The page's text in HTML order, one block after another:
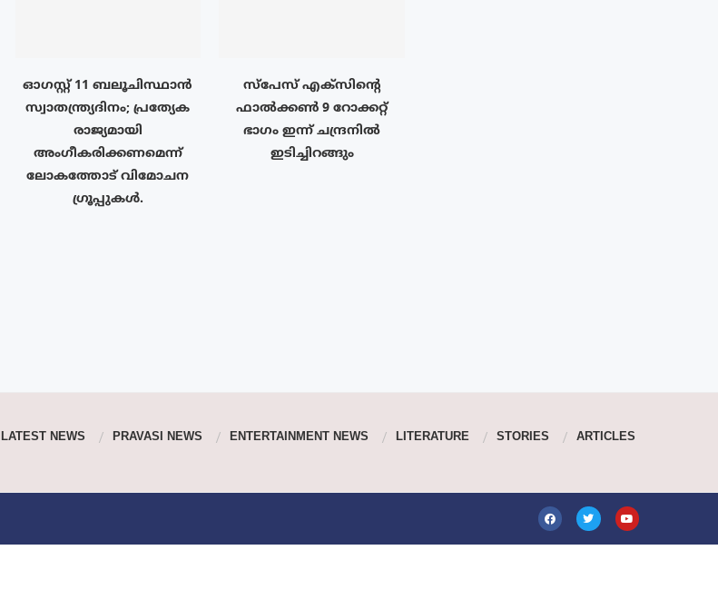
ഓഗസ്റ്റ് 11 ബലൂചിസ്ഥാൻ
സ്വാതന്ത്ര്യദിനം; പ്രത്യേക
രാജ്യമായി
അംഗീകരിക്കണമെന്ന്
ലോകത്തോട് വിമോചന
ഗ്രൂപ്പുകൾ.
സ്‌പേസ് എക്‌സിൻ്റെ
ഫാൽക്കൺ 9 റോക്കറ്റ്
ഭാഗം ഇന്ന് ചന്ദ്രനിൽ
ഇടിച്ചിറങ്ങും
LATEST NEWS PRAVASI NEWS ENTERTAINMENT NEWS LITERATURE STORIES ARTICLES